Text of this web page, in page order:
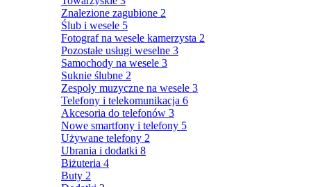
Znalezione zagubione 2
Ślub i wesele 5
Fotograf na wesele kamerzysta 2
Pozostałe usługi weselne 3
Samochody na wesele 3
Suknie ślubne 2
Zespoły muzyczne na wesele 3
Telefony i telekomunikacja 6
Akcesoria do telefonów 3
Nowe smartfony i telefony 5
Używane telefony 2
Ubrania i dodatki 8
Biżuteria 4
Buty 2